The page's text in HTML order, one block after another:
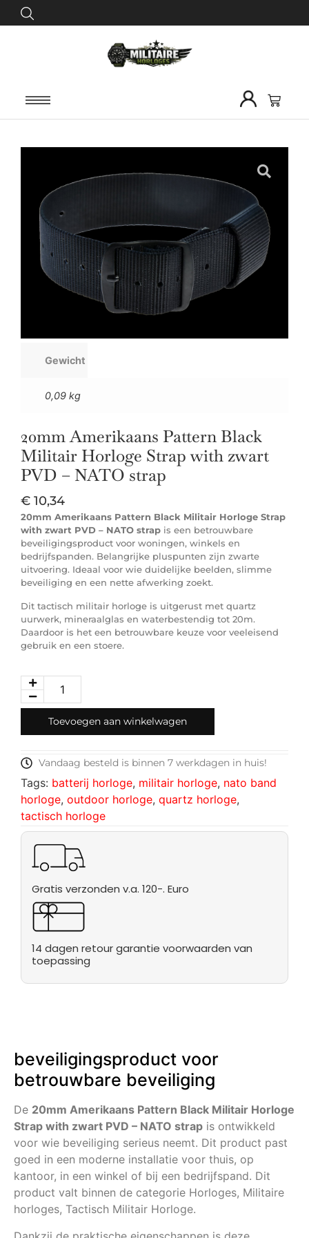
Gewicht
0,09 kg
20mm Amerikaans Pattern Black
Militair Horloge Strap with zwart
PVD – NATO strap
€ 10,34
20mm Amerikaans Pattern Black Militair Horloge Strap
with zwart PVD – NATO strap is een betrouwbare
beveiligingsproduct voor woningen, winkels en
bedrijfspanden. Belangrijke pluspunten zijn zwarte
uitvoering. Ideaal voor wie duidelijke beelden, slimme
beveiliging en een nette afwerking zoekt.
Dit tactisch militair horloge is uitgerust met quartz
uurwerk, mineraalglas en waterbestendig tot 20m.
Daardoor is het een betrouwbare keuze voor veeleisend
gebruik en een stoere.
Toevoegen aan winkelwagen
Vandaag besteld is binnen 7 werkdagen in huis!
Tags: batterij horloge, militair horloge, nato band
horloge, outdoor horloge, quartz horloge,
tactisch horloge
Gratis verzonden v.a. 120-. Euro
14 dagen retour garantie voorwaarden van
toepassing
beveiligingsproduct voor
betrouwbare beveiliging
De 20mm Amerikaans Pattern Black Militair Horloge
Strap with zwart PVD – NATO strap is ontwikkeld
voor wie beveiliging serieus neemt. Dit product past
goed in een moderne installatie voor thuis, op
kantoor, in een winkel of bij een bedrijfspand. Dit
product valt binnen de categorie Horloges, Militaire
horloges, Tactisch Militair Horloge.